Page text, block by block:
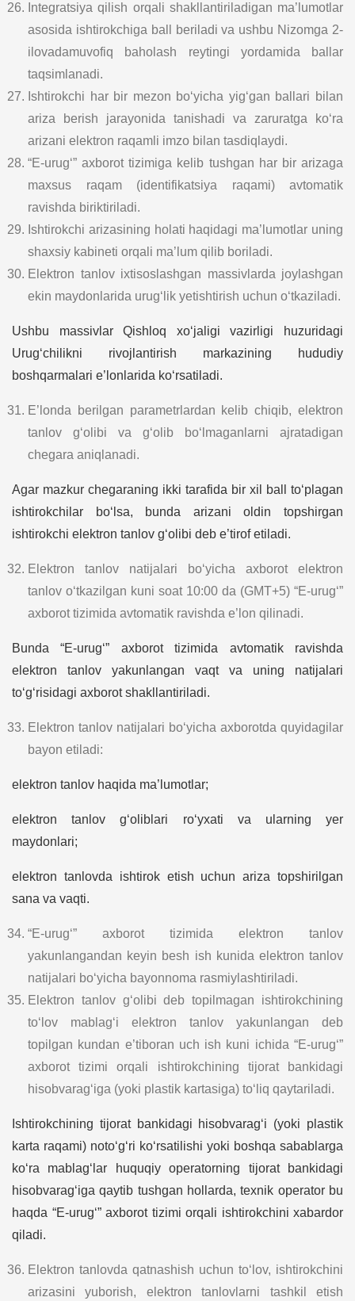
Integratsiya qilish orqali shakllantiriladigan ma’lumotlar
asosida ishtirokchiga ball beriladi va ushbu Nizomga 2-
ilovadamuvofiq baholash reytingi yordamida ballar
taqsimlanadi.
Ishtirokchi har bir mezon bo‘yicha yig‘gan ballari bilan
ariza berish jarayonida tanishadi va zaruratga ko‘ra
arizani elektron raqamli imzo bilan tasdiqlaydi.
“E-urug‘” axborot tizimiga kelib tushgan har bir arizaga
maxsus raqam (identifikatsiya raqami) avtomatik
ravishda biriktiriladi.
Ishtirokchi arizasining holati haqidagi ma’lumotlar uning
shaxsiy kabineti orqali ma’lum qilib boriladi.
Elektron tanlov ixtisoslashgan massivlarda joylashgan
ekin maydonlarida urug‘lik yetishtirish uchun o‘tkaziladi.
Ushbu massivlar Qishloq xo‘jaligi vazirligi huzuridagi
Urug‘chilikni rivojlantirish markazining hududiy
boshqarmalari e’lonlarida ko‘rsatiladi.
E’londa berilgan parametrlardan kelib chiqib, elektron
tanlov g‘olibi va g‘olib bo‘lmaganlarni ajratadigan
chegara aniqlanadi.
Agar mazkur chegaraning ikki tarafida bir xil ball to‘plagan
ishtirokchilar bo‘lsa, bunda arizani oldin topshirgan
ishtirokchi elektron tanlov g‘olibi deb e’tirof etiladi.
Elektron tanlov natijalari bo‘yicha axborot elektron
tanlov o‘tkazilgan kuni soat 10:00 da (GMT+5) “E-urug‘”
axborot tizimida avtomatik ravishda e’lon qilinadi.
Bunda “E-urug‘” axborot tizimida avtomatik ravishda
elektron tanlov yakunlangan vaqt va uning natijalari
to‘g‘risidagi axborot shakllantiriladi.
Elektron tanlov natijalari bo‘yicha axborotda quyidagilar
bayon etiladi:
elektron tanlov haqida ma’lumotlar;
elektron tanlov g‘oliblari ro‘yxati va ularning yer
maydonlari;
elektron tanlovda ishtirok etish uchun ariza topshirilgan
sana va vaqti.
“E-urug‘” axborot tizimida elektron tanlov
yakunlangandan keyin besh ish kunida elektron tanlov
natijalari bo‘yicha bayonnoma rasmiylashtiriladi.
Elektron tanlov g‘olibi deb topilmagan ishtirokchining
to‘lov mablag‘i elektron tanlov yakunlangan deb
topilgan kundan e’tiboran uch ish kuni ichida “E-urug‘”
axborot tizimi orqali ishtirokchining tijorat bankidagi
hisobvarag‘iga (yoki plastik kartasiga) to‘liq qaytariladi.
Ishtirokchining tijorat bankidagi hisobvarag‘i (yoki plastik
karta raqami) noto‘g‘ri ko‘rsatilishi yoki boshqa sabablarga
ko‘ra mablag‘lar huquqiy operatorning tijorat bankidagi
hisobvarag‘iga qaytib tushgan hollarda, texnik operator bu
haqda “E-urug‘” axborot tizimi orqali ishtirokchini xabardor
qiladi.
Elektron tanlovda qatnashish uchun to‘lov, ishtirokchini
arizasini yuborish, elektron tanlovlarni tashkil etish